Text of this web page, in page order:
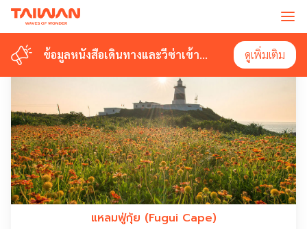
ข้อมูลหนังสือเดินทางและวีซ่าเข้า
ดูเพิ่มเติม
ข้อมูลหนังสือเดินทางและวีซ่าเข้า
ดูเพิ่มเติม
แหลมฟู่กุ้ย (Fugui Cape)